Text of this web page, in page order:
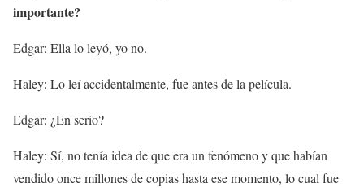
importante?
Edgar: Ella lo leyó, yo no.
Haley: Lo leí accidentalmente, fue antes de la película.
Edgar: ¿En serio?
Haley: Sí, no tenía idea de que era un fenómeno y que habían
vendido once millones de copias hasta ese momento, lo cual fue